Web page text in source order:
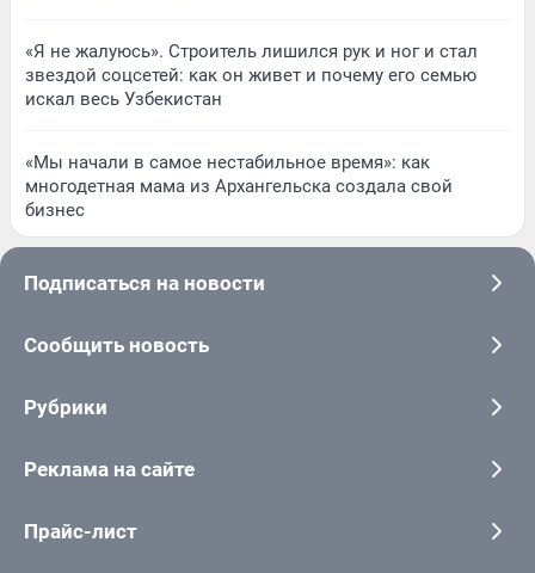
«Я не жалуюсь». Строитель лишился рук и ног и стал
звездой соцсетей: как он живет и почему его семью
искал весь Узбекистан
«Мы начали в самое нестабильное время»: как
многодетная мама из Архангельска создала свой
бизнес
Подписаться на новости
Сообщить новость
Рубрики
Реклама на сайте
Прайс-лист